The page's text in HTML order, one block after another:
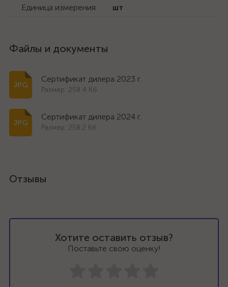
Единица измерения шт
Файлы и документы
Сертификат дилера 2023 г.
Размер: 258.4 Кб
Сертификат дилера 2024 г.
Размер: 258.2 Кб
Отзывы
Хотите оставить отзыв?
Поставьте свою оценку!